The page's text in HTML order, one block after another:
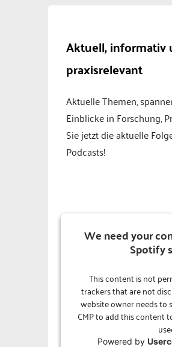
Aktuell, informativ
praxisrelevant
Aktuelle Themen,
Einblicke in Forschung,
Sie jetzt die aktuelle
Podcasts!
We need your
Spotify
This content is not
trackers that are not
website owner needs
CMP to add this content
Powered by